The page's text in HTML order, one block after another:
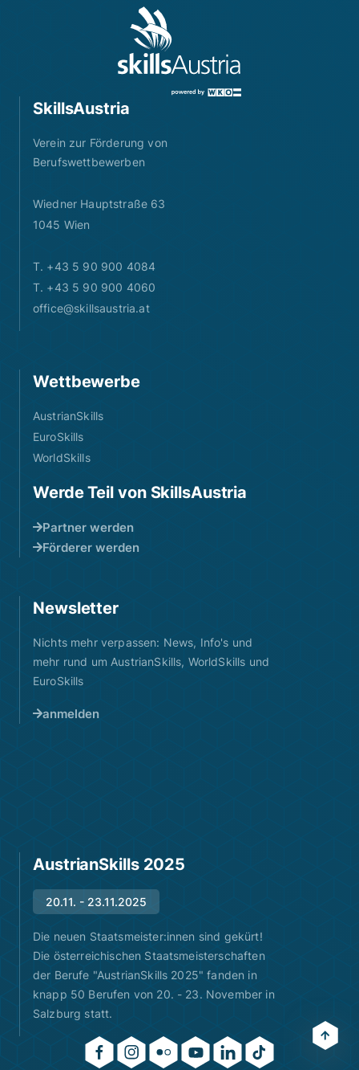
SkillsAustria
Verein zur Förderung von
Berufswettbewerben
Wiedner Hauptstraße 63
1045 Wien
T. +43 5 90 900 4084
T. +43 5 90 900 4060
office@skillsaustria.at
Wettbewerbe
AustrianSkills
EuroSkills
WorldSkills
Werde Teil von SkillsAustria
Partner werden
Förderer werden
Newsletter
Nichts mehr verpassen: News, Info's und
mehr rund um AustrianSkills, WorldSkills und
EuroSkills
anmelden
AustrianSkills 2025
20.11. - 23.11.2025
Die neuen Staatsmeister:innen sind gekürt!
Die österreichischen Staatsmeisterschaften
der Berufe "AustrianSkills 2025" fanden in
knapp 50 Berufen von 20. - 23. November in
Salzburg statt.